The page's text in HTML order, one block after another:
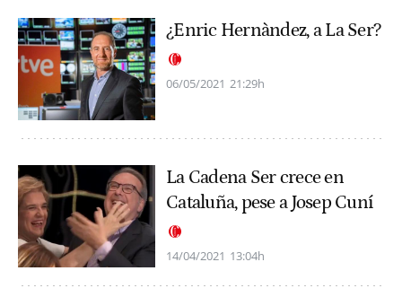
¿Enric Hernàndez, a La Ser?
06/05/2021 21:29h
La Cadena Ser crece en
Cataluña, pese a Josep Cuní
14/04/2021 13:04h